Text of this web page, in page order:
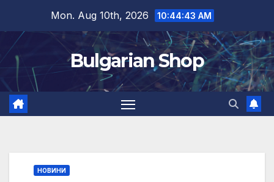
content
Mon. Aug 10th, 2026 10:44:44 AM
Bulgarian Shop
НОВИНИ